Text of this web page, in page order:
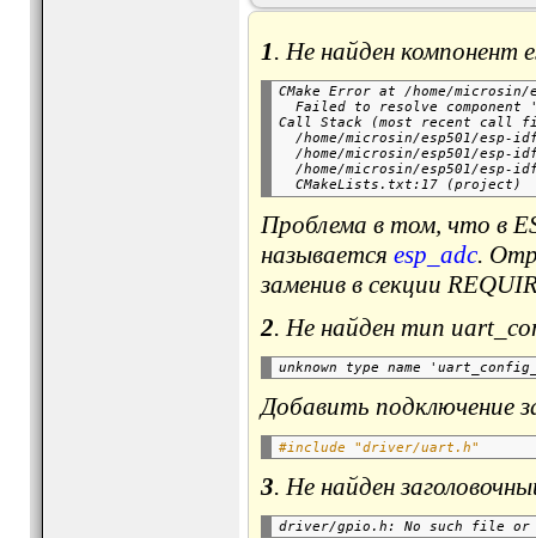
1. Не найден компонент
CMake Error at /home/
Failed to resolve component
Call Stack (most recent call
/home/microsin/esp501/esp-
/home/microsin/esp501/esp-
/home/microsin/esp501/esp-
Проблема в том, что в
называется esp_adc.
заменив в секции
2. Не найден тип
Добавить подключение
#include "driver/uart.h"
3. Не найден